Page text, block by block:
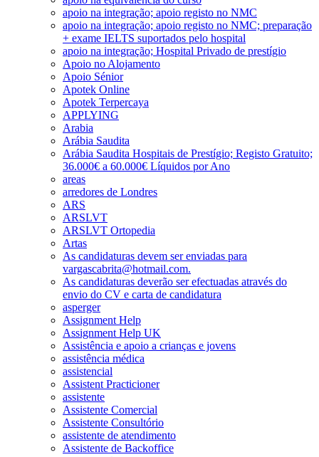
apoio na integração; apoio registo no NMC
apoio na integração; apoio registo no NMC; preparação
+ exame IELTS suportados pelo hospital
apoio na integração; Hospital Privado de prestígio
Apoio no Alojamento
Apoio Sénior
Apotek Online
Apotek Terpercaya
APPLYING
Arabia
Arábia Saudita
Arábia Saudita Hospitais de Prestígio; Registo Gratuito;
36.000€ a 60.000€ Líquidos por Ano
areas
arredores de Londres
ARS
ARSLVT
ARSLVT Ortopedia
Artas
As candidaturas devem ser enviadas para
vargascabrita@hotmail.com.
As candidaturas deverão ser efectuadas através do
envio do CV e carta de candidatura
asperger
Assignment Help
Assignment Help UK
Assistência e apoio a crianças e jovens
assistência médica
assistencial
Assistent Practicioner
assistente
Assistente Comercial
Assistente Consultório
assistente de atendimento
Assistente de Backoffice